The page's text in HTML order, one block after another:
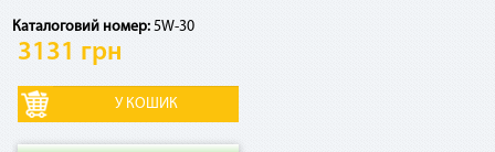
Каталоговий номер: 5W-30
3131 грн
других комиссий и страховок по сервису нет.
Как рассчитывается комиссия по «Мгновенной